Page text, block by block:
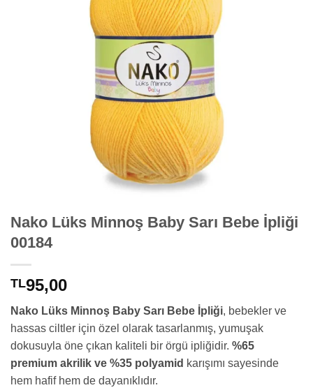
Nako Lüks Minnoş Baby Sarı Bebe İpliği
00184
TL95,00
Nako Lüks Minnoş Baby Sarı Bebe İpliği, bebekler ve
hassas ciltler için özel olarak tasarlanmış, yumuşak
dokusuyla öne çıkan kaliteli bir örgü ipliğidir. %65
premium akrilik ve %35 polyamid karışımı sayesinde
hem hafif hem de dayanıklıdır.